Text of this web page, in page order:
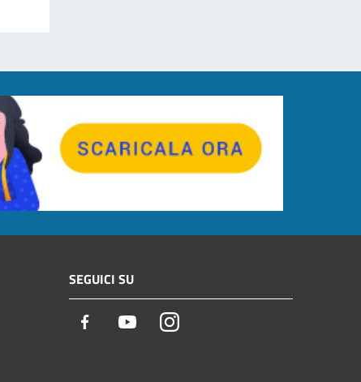
SEGUICI SU
Facebook YoutubeInstagram